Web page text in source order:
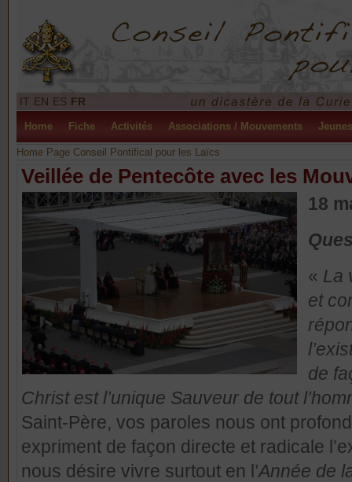
IT EN ES FR
Home Fiche Activités Associations / Mouvements Jeunes
Home Page Conseil Pontifical pour les Laïcs
Veillée de Pentecôte avec les
18
« La
et
de
Christ est l’unique Sauveur de tout
Saint-Père, vos paroles nous ont
expriment de façon directe et radicale
nous désire vivre surtout en l’Année de